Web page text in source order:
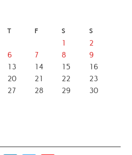
T F S S
1
2
6 7 8
9
13 14 15
16
20 21 22
23
27 28 29
30